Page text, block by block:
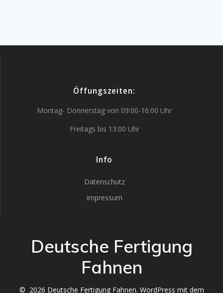
Öffungszeiten:
Montag- Donnerstag von 09:00-16:00 Uhr
Freitags bis 13:00 Uhr
Info
Datenschutz
impressum
Deutsche Fertigung
Fahnen
© 2026 Deutsche Fertigung Fahnen. WordPress mit dem